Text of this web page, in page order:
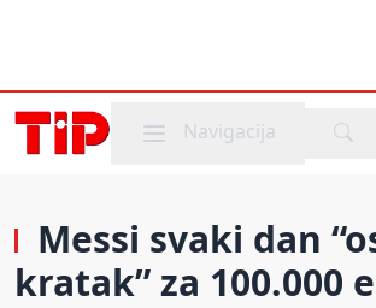
Mobile menu
Navigacija
Messi svaki dan
kratak” za 100.000